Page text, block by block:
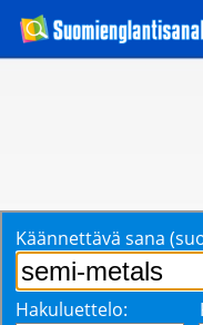
Käännettävä sana
Hakuluettelo: